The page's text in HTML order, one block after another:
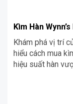
Kìm Hàn
Khám phá vị trí
hiểu cách mua
hiệu suất hàn